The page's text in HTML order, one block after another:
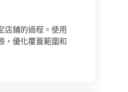
店鋪的過程。使用
，優化覆蓋範圍和